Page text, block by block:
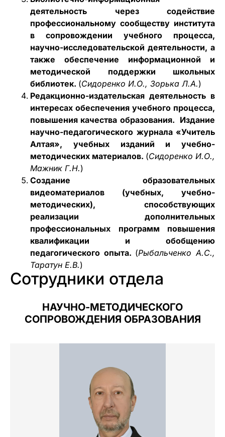
деятельность через содействие
профессиональному сообществу института
в сопровождении учебного процесса,
научно-исследовательской деятельности, а
также обеспечение информационной и
методической поддержки школьных
библиотек. (Сидоренко И.О., Зорька Л.А.)
Редакционно-издательская деятельность в
интересах обеспечения учебного процесса,
повышения качества образования. Издание
научно-педагогического журнала «Учитель
Алтая», учебных изданий и учебно-
методических материалов. (Сидоренко И.О.,
Мажник Г.Н.)
Создание образовательных
видеоматериалов (учебных, учебно-
методических), способствующих
реализации дополнительных
профессиональных программ повышения
квалификации и обобщению
педагогического опыта. (Рыбальченко А.С.,
Таратун Е.В.)
Сотрудники отдела
НАУЧНО-МЕТОДИЧЕСКОГО
СОПРОВОЖДЕНИЯ ОБРАЗОВАНИЯ